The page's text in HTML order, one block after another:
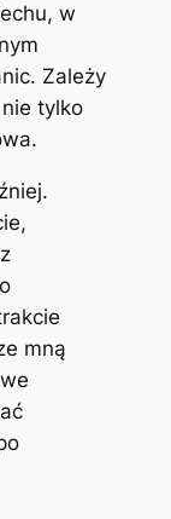
w
Zależy
tylko
mną